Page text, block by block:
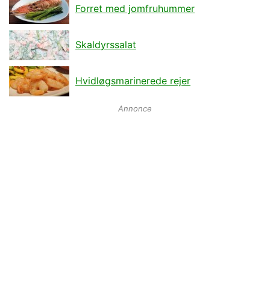
Forret med jomfruhummer
Skaldyrssalat
Hvidløgsmarinerede rejer
Annonce